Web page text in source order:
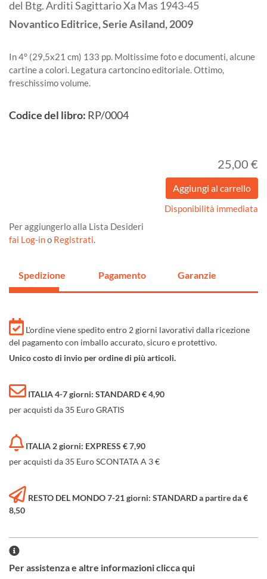
del Btg. Arditi Sagittario Xa Mas 1943-45
Novantico Editrice, Serie Asiland,2009
In 4° (29,5x21 cm) 133 pp. Moltissime foto e documenti, alcune
cartine a colori. Legatura cartoncino editoriale. Ottimo,
freschissimo volume.
Codice del libro: RP/0004
25,00 €
Disponibilità immediata
Per aggiungerlo alla Lista Desideri
fai Log-ino Registrati.
Spedizione Pagamento Garanzie
L'ordine viene spedito entro 2 giorni lavorativi dalla ricezione
del pagamento con imballo accurato, sicuro e protettivo.
Unico costo di invio per ordine di più articoli.
ITALIA 4-7 giorni: STANDARD € 4,90
per acquisti da 35 Euro GRATIS
ITALIA 2 giorni: EXPRESS € 7,90
per acquisti da 35 Euro SCONTATA A 3 €
RESTO DEL MONDO 7-21 giorni: STANDARD a partire da €
8,50
Per assistenza e altre informazioni clicca qui